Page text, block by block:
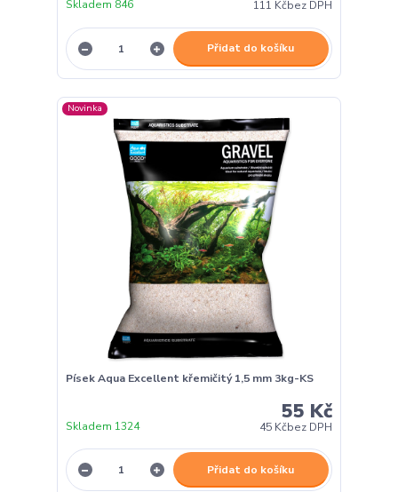
111 Kčbez DPH
Skladem 846
Přidat do košíku
Novinka
Písek Aqua Excellent křemičitý 1,5 mm 3kg-KS
55 Kč
45 Kčbez DPH
Skladem 1324
Přidat do košíku